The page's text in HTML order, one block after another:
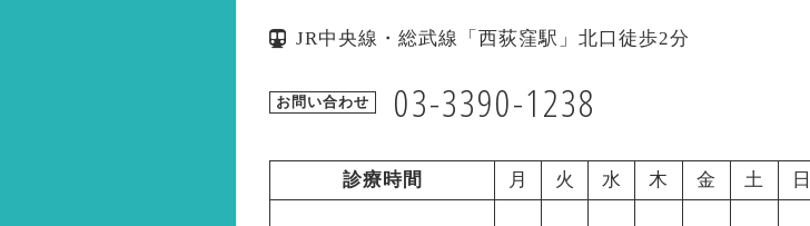
JR中央線・総武線「西荻窪駅」北口徒歩2分
お問い合わせ 03-3390-1238
診療時間 月 火 水 木 金 土 日